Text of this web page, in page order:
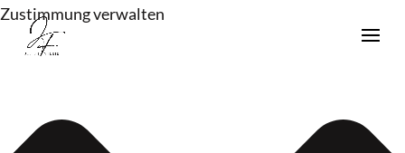
Zustimmung verwalten